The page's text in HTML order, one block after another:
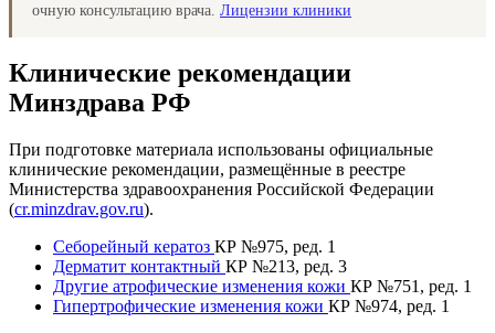
очную консультацию врача. Лицензии клиники
Клинические рекомендации
Минздрава РФ
При подготовке материала использованы официальные
клинические рекомендации, размещённые в реестре
Министерства здравоохранения Российской Федерации
(cr.minzdrav.gov.ru).
Себорейный кератоз КР №975, ред. 1
Дерматит контактный КР №213, ред. 3
Другие атрофические изменения кожи КР №751, ред. 1
Гипертрофические изменения кожи КР №974, ред. 1